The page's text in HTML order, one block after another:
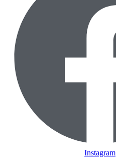
Instagram